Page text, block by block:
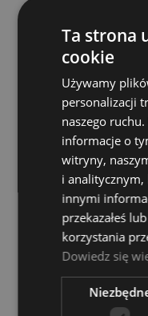
Kod produktu:
Dostępność:
0
zapytaj o produkt
poleć znajomemu
dodaj opinię
dodaj do
OPIS
Żeberko do skrzypiecKG
Ta strona
cookie
Używamy
personalizacji
naszego
informacje o
witryny,
i analitycznym,
innymi
przekazałeś
korzystania
Dowiedz się